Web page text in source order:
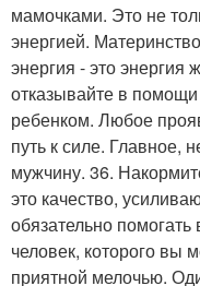
мамочками. Это не
энергией.
энергия - это энергия
отказывайте в
ребенком. Любое
путь к силе. Главное,
мужчину. 36.
это качество,
обязательно
человек, которого вы
приятной мелочью.